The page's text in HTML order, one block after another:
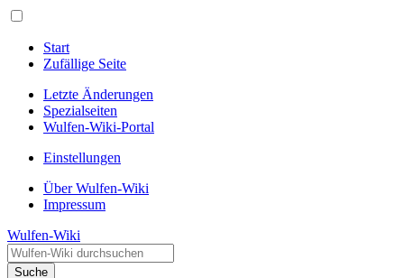
Start
Zufällige Seite
Letzte Änderungen
Spezialseiten
Wulfen-Wiki-Portal
Einstellungen
Über Wulfen-Wiki
Impressum
Wulfen-Wiki
Suche